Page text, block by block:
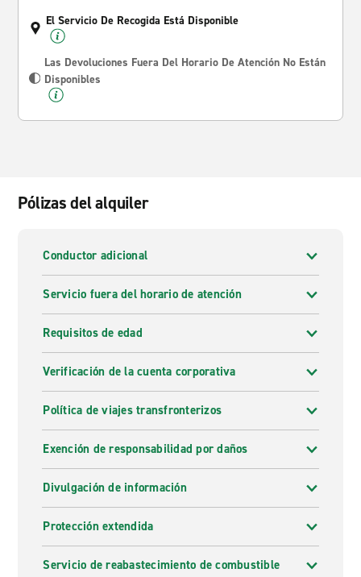
El Servicio De Recogida Está Disponible
Las Devoluciones Fuera Del Horario De Atención No Están
Disponibles
Pólizas del alquiler
Conductor adicional
Servicio fuera del horario de atención
Requisitos de edad
Verificación de la cuenta corporativa
Política de viajes transfronterizos
Exención de responsabilidad por daños
Divulgación de información
Protección extendida
Servicio de reabastecimiento de combustible